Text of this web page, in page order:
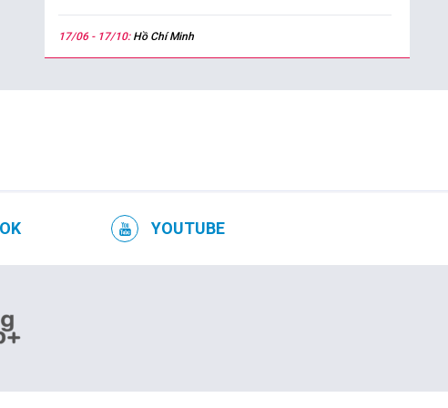
17/06 - 17/10: Hồ Chí Minh
YOUTUBE